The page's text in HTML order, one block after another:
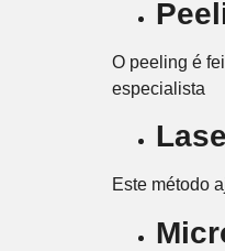
O peeling é
especialista
Este método